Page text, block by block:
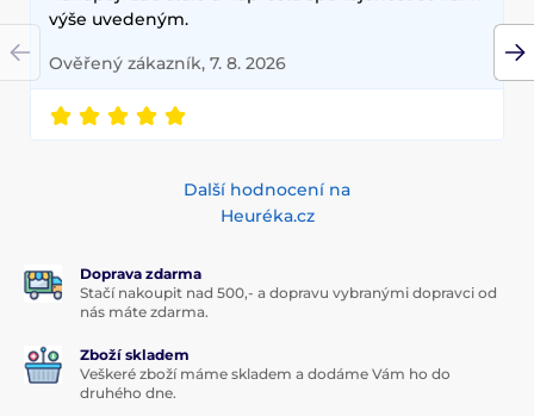
výše uvedeným.
Ověřený zákazník, 7. 8. 2026
Další hodnocení na
Heuréka.cz
Doprava zdarma
Stačí nakoupit nad 500,- a dopravu vybranými dopravci od
nás máte zdarma.
Zboží skladem
Veškeré zboží máme skladem a dodáme Vám ho do
druhého dne.